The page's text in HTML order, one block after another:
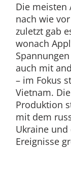
Die meisten
nach wie
zuletzt gab
wonach
auch mit
– im Fokus
Vietnam.
Produktion
mit dem
Ukraine und
Ereignisse